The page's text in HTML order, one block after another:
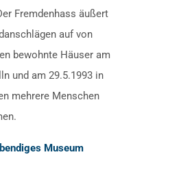
Fremdenhass äußert
auf von
bewohnte Häuser am
und am 29.5.1993 in
mehrere Menschen
Museum